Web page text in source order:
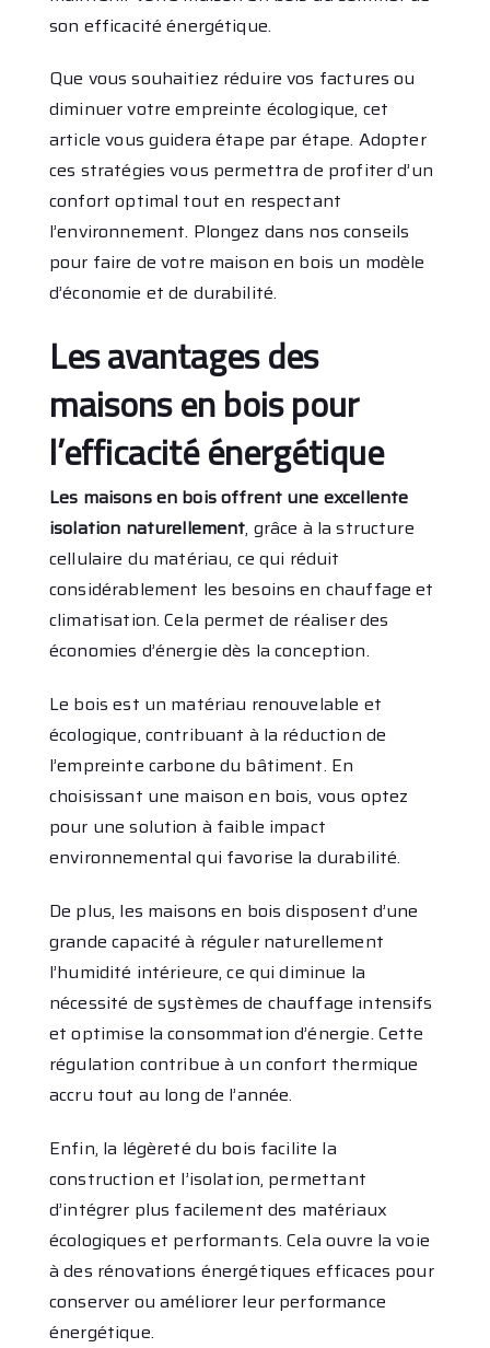
son efficacité énergétique.
Que vous souhaitiez réduire vos factures ou
diminuer votre empreinte écologique, cet
article vous guidera étape par étape. Adopter
ces stratégies vous permettra de profiter d’un
confort optimal tout en respectant
l’environnement. Plongez dans nos conseils
pour faire de votre maison en bois un modèle
d’économie et de durabilité.
Les avantages des
maisons en bois pour
l’efficacité énergétique
Les maisons en bois offrent une excellente
isolation naturellement, grâce à la structure
cellulaire du matériau, ce qui réduit
considérablement les besoins en chauffage et
climatisation. Cela permet de réaliser des
économies d’énergie dès la conception.
Le bois est un matériau renouvelable et
écologique, contribuant à la réduction de
l’empreinte carbone du bâtiment. En
choisissant une maison en bois, vous optez
pour une solution à faible impact
environnemental qui favorise la durabilité.
De plus, les maisons en bois disposent d’une
grande capacité à réguler naturellement
l’humidité intérieure, ce qui diminue la
nécessité de systèmes de chauffage intensifs
et optimise la consommation d’énergie. Cette
régulation contribue à un confort thermique
accru tout au long de l’année.
Enfin, la légèreté du bois facilite la
construction et l’isolation, permettant
d’intégrer plus facilement des matériaux
écologiques et performants. Cela ouvre la voie
à des rénovations énergétiques efficaces pour
conserver ou améliorer leur performance
énergétique.